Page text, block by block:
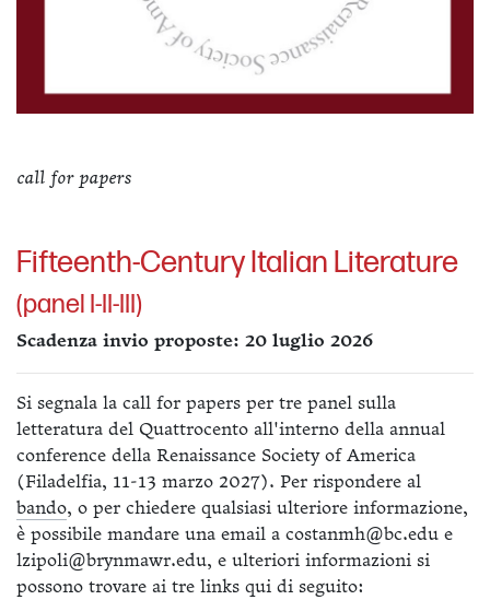
call for papers
Fifteenth-Century Italian Literature
(panel I-II-III)
Scadenza invio proposte: 20 luglio 2026
Si segnala la call for papers per tre panel sulla
letteratura del Quattrocento all'interno della annual
conference della Renaissance Society of America
(Filadelfia, 11-13 marzo 2027). Per rispondere al
bando, o per chiedere qualsiasi ulteriore informazione,
è possibile mandare una email a costanmh@bc.edu e
lzipoli@brynmawr.edu, e ulteriori informazioni si
possono trovare ai tre links qui di seguito: